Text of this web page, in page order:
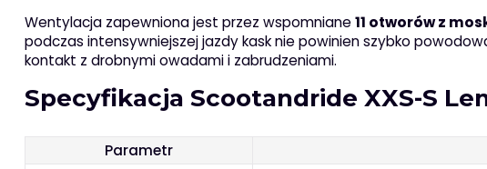
Wentylacja zapewniona jest przez wspomniane11 otworów z
podczas intensywniejszej jazdy kask nie powinien szybko
kontakt z drobnymi owadami i zabrudzeniami.
Specyfikacja Scootandride XXS-S
Parametr